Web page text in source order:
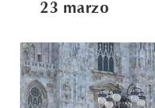
23 marzo